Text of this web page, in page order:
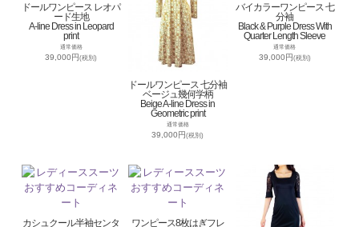
ドールワンピース レオパ
ード生地
A-line Dress in Leopard
print
通常価格
39,000円(税別)
ドールワンピース 七分袖
ベージュ幾何学柄
Beige A-line Dress in
Geometric print
通常価格
39,000円(税別)
バイカラーワンピース 七
分袖
Black & Purple Dress With
Quarter Length Sleeve
通常価格
39,000円(税別)
カシュクール半袖センタ
ワンピース8枚はぎフレ